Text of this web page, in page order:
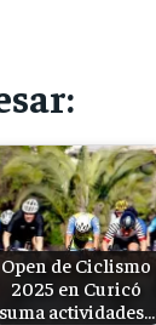
Open de Ciclismo
2025 en Curicó
suma actividades…